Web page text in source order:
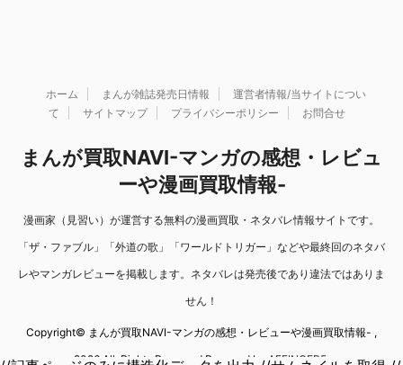
ホーム まんが雑誌発売日情報
運営者情報/当サイトについ
て
サイトマップ プライバシーポリシー お問合せ
まんが買取NAVI-マンガの感想・レビュ
ーや漫画買取情報-
漫画家（見習い）が運営する無料の漫画買取・ネタバレ情報サイトです。
「ザ・ファブル」「外道の歌」「ワールドトリガー」などや最終回のネタバ
レやマンガレビューを掲載します。ネタバレは発売後であり違法ではありま
せん！
Copyright© まんが買取NAVI-マンガの感想・レビューや漫画買取情報- ,
2026 All Rights Reserved Powered by AFFINGER5